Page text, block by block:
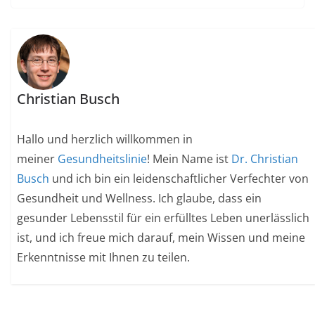
Christian Busch
Hallo und herzlich willkommen in
meiner Gesundheitslinie! Mein Name ist Dr. Christian
Busch und ich bin ein leidenschaftlicher Verfechter von
Gesundheit und Wellness. Ich glaube, dass ein
gesunder Lebensstil für ein erfülltes Leben unerlässlich
ist, und ich freue mich darauf, mein Wissen und meine
Erkenntnisse mit Ihnen zu teilen.